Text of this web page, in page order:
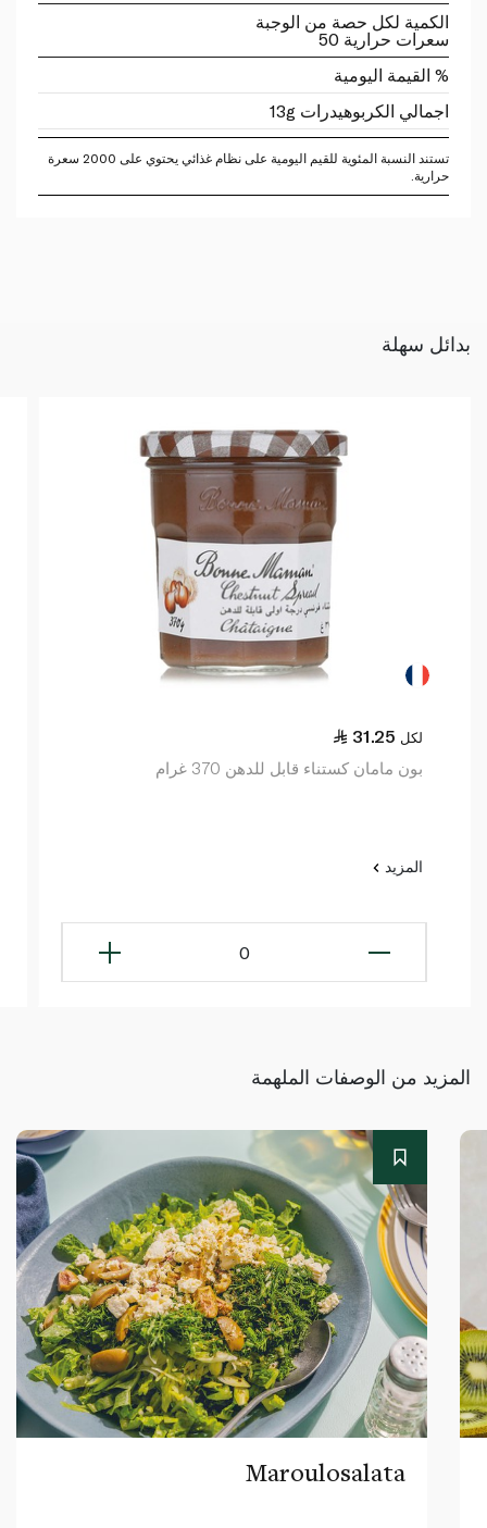
الكمية لكل حصة من الوجبة
سعرات حرارية 50
% القيمة اليومية
اجمالي الكربوهيدرات 13g
تستند النسبة المئوية للقيم اليومية على نظام غذائي يحتوي على 2000 سعرة
حرارية.
بدائل سهلة
31.25 لكل
بون مامان كستناء قابل للدهن 370 غرام
المزيد
0
المزيد من الوصفات الملهمة
Maroulosalata